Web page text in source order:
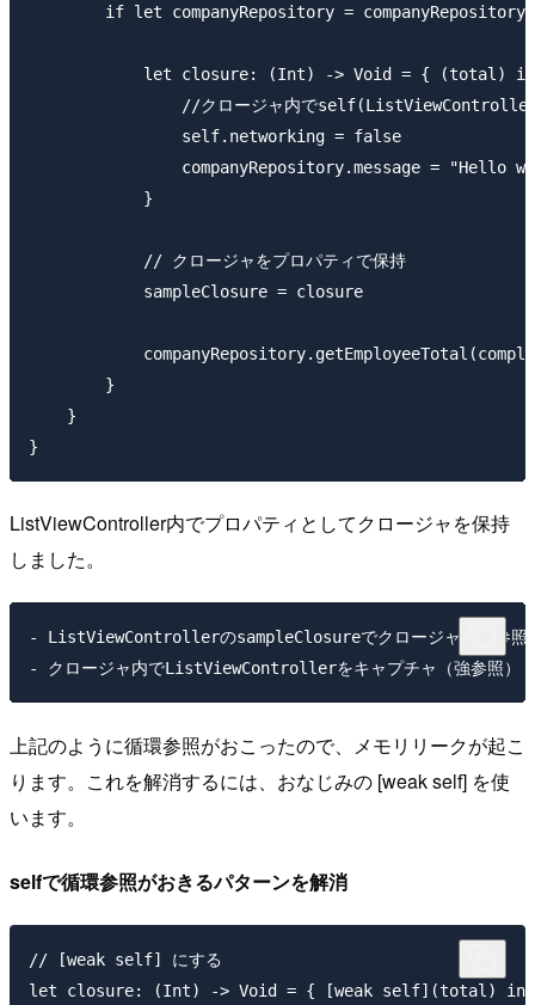
if let companyRepository = companyRepository
            let closure: (Int) -> Void = { (total) in
//クロージャ内で
                self.networking = false
companyRepository.message = "Hello
            }
            // クロージャをプロパティで保持
            sampleClosure = closure
        }
    }
ListViewController内でプロパティとしてクロージャを保持
しました。
- ListViewControllerのsampleClosureでクロージャを強参照
上記のように循環参照がおこったので、メモリリークが起こ
ります。これを解消するには、おなじみの [weak self] を使
います。
selfで循環参照がおきるパターンを解消
// [weak self] にする
let closure: (Int) -> Void = { [weak self](total) in